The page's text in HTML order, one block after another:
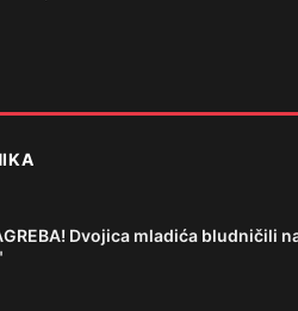
Dvojica mladića bludničili